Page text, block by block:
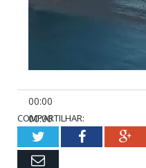
00:00
00:00
01:07
COMPARTILHAR:
TwitterFacebook
Email